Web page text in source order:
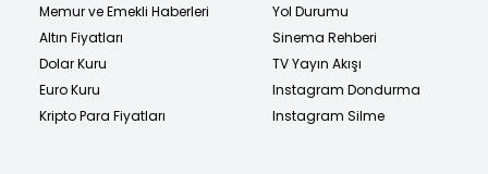
Memur ve Emekli Haberleri
Altın Fiyatları
Dolar Kuru
Euro Kuru
Kripto Para Fiyatları
Yol Durumu
Sinema Rehberi
TV Yayın Akışı
Instagram Dondurma
Instagram Silme